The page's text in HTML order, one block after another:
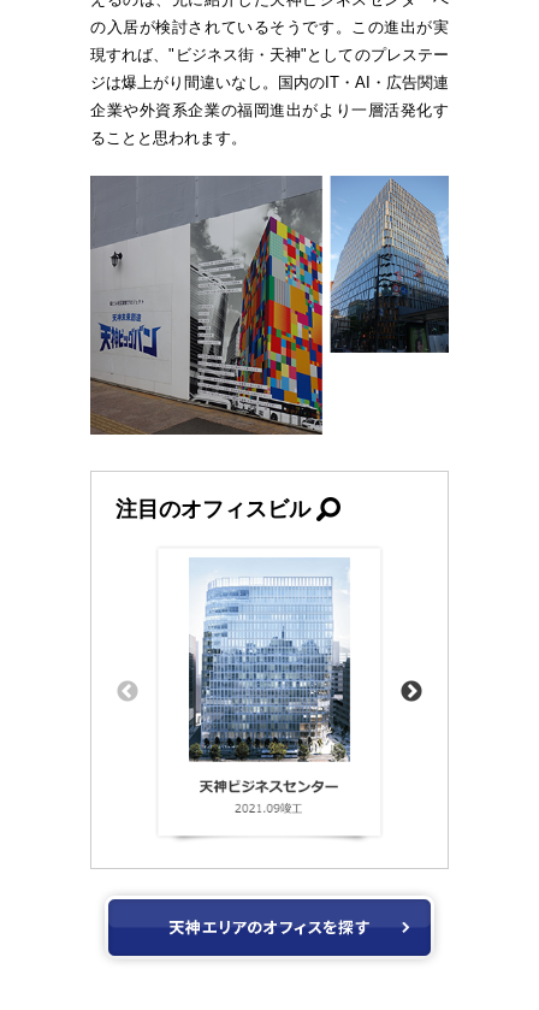
の入居が検討されているそうです。この進出が実
現すれば、"ビジネス街・天神"としてのプレステー
ジは爆上がり間違いなし。国内のIT・AI・広告関連
企業や外資系企業の福岡進出がより一層活発化す
ることと思われます。
注目のオフィスビル